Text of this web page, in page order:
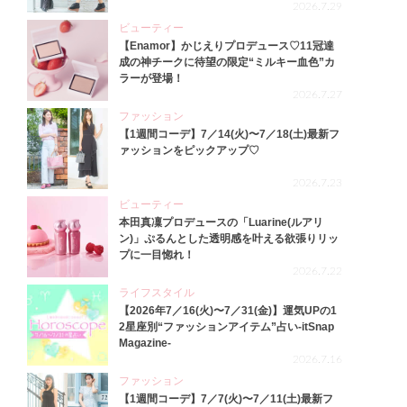
2026.7.29
ビューティー
【Enamor】かじえりプロデュース♡11冠達
成の神チークに待望の限定“ミルキー血色”カ
ラーが登場！
2026.7.27
ファッション
【1週間コーデ】7／14(火)〜7／18(土)最新フ
ァッションをピックアップ♡
2026.7.23
ビューティー
本田真凜プロデュースの「Luarine(ルアリ
ン)」ぷるんとした透明感を叶える欲張りリッ
プに一目惚れ！
2026.7.22
ライフスタイル
【2026年7／16(火)〜7／31(金)】運気UPの1
2星座別“ファッションアイテム”占い-itSnap
Magazine-
2026.7.16
ファッション
【1週間コーデ】7／7(火)〜7／11(土)最新フ